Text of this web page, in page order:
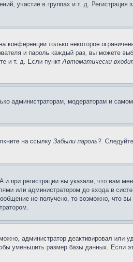
участие в группах и т. д. Регистрация
конференции только некоторое
и пароль каждый раз, вы можете
и т. д. Если пунктАвтоматически
администраторам, модераторам и
на ссылку Забыли пароль?.
при регистрации вы указали, что вам
или администратором до входа в
не получено, то возможно, что вы
администратор деактивировал или
уменьшить размер базы данных. Если